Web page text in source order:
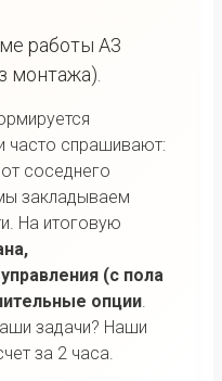
работы А3
монтажа).
часто спрашивают:
соседнего
закладываем
На итоговую
(с пола
опции.
задачи? Наши
за 2 часа.